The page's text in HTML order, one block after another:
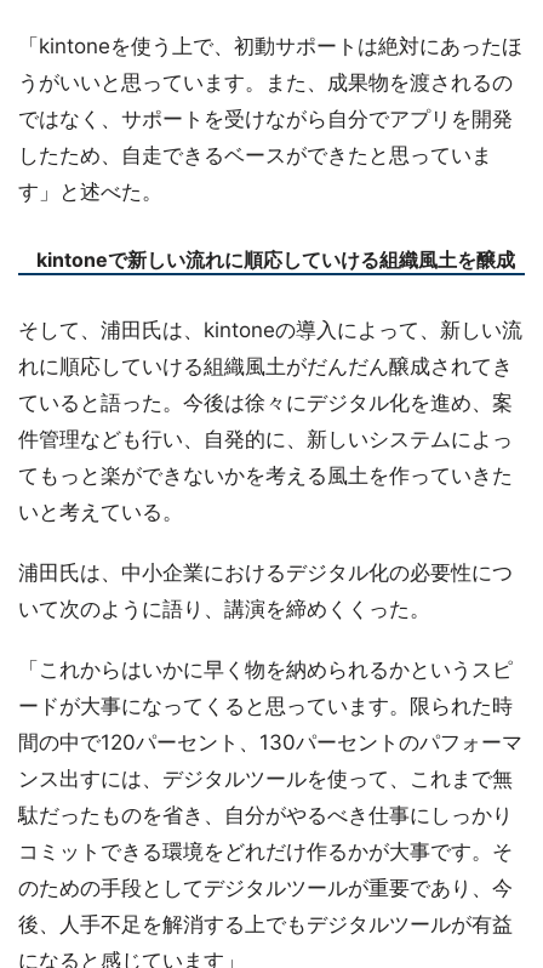
「kintoneを使う上で、初動サポートは絶対にあったほ
うがいいと思っています。また、成果物を渡されるの
ではなく、サポートを受けながら自分でアプリを開発
したため、自走できるベースができたと思っていま
す」と述べた。
kintoneで新しい流れに順応していける組織風土を醸成
そして、浦田氏は、kintoneの導入によって、新しい流
れに順応していける組織風土がだんだん醸成されてき
ていると語った。今後は徐々にデジタル化を進め、案
件管理なども行い、自発的に、新しいシステムによっ
てもっと楽ができないかを考える風土を作っていきた
いと考えている。
浦田氏は、中小企業におけるデジタル化の必要性につ
いて次のように語り、講演を締めくくった。
「これからはいかに早く物を納められるかというスピ
ードが大事になってくると思っています。限られた時
間の中で120パーセント、130パーセントのパフォーマ
ンス出すには、デジタルツールを使って、これまで無
駄だったものを省き、自分がやるべき仕事にしっかり
コミットできる環境をどれだけ作るかが大事です。そ
のための手段としてデジタルツールが重要であり、今
後、人手不足を解消する上でもデジタルツールが有益
になると感じています」